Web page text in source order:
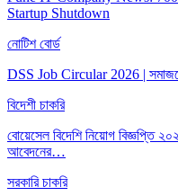
Startup Shutdown
নোটিশ বোর্ড
DSS Job Circular 2026 |
বিদেশী চাকরি
বোয়েসেল বিদেশি নিয়োগ বিজ্ঞপ্তি
আবেদনের…
সরকারি চাকরি